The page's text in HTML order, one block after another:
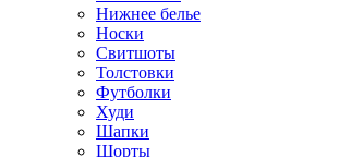
Нижнее белье
Носки
Свитшоты
Толстовки
Футболки
Худи
Шапки
Шорты